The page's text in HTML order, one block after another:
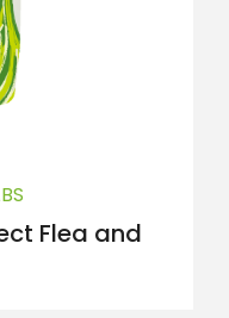
Flea and